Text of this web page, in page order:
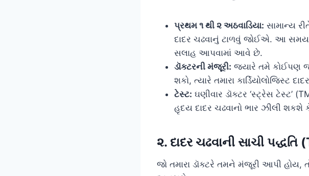
પ્રથમ ૧ થી ૨ અઠવાડિયા: સામાન્ય
દાદર ચઢવાનું ટાળવું જોઈએ. આ સમય
સલાહ આપવામાં આવે છે.
ડૉક્ટરની મંજૂરી: જ્યારે તમે કોઈપણ
શકો, ત્યારે તમારા કાર્ડિયોલોજિસ્ટ
ટેસ્ટ: ઘણીવાર ડૉક્ટર ‘સ્ટ્રેસ ટેસ્ટ’
હૃદય દાદર ચઢવાનો ભાર ઝીલી શકશે
૨. દાદર ચઢવાની સાચી
જો તમારા ડૉક્ટરે તમને મંજૂરી આપી હોય,